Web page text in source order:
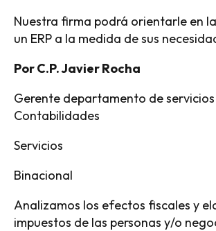
Nuestra firma podrá orientarle en
un ERP a la medida de sus
Por C.P. Javier Rocha
Gerente departamento de
Contabilidades
Servicios
Binacional
Analizamos los efectos fiscales y
impuestos de las personas y/o